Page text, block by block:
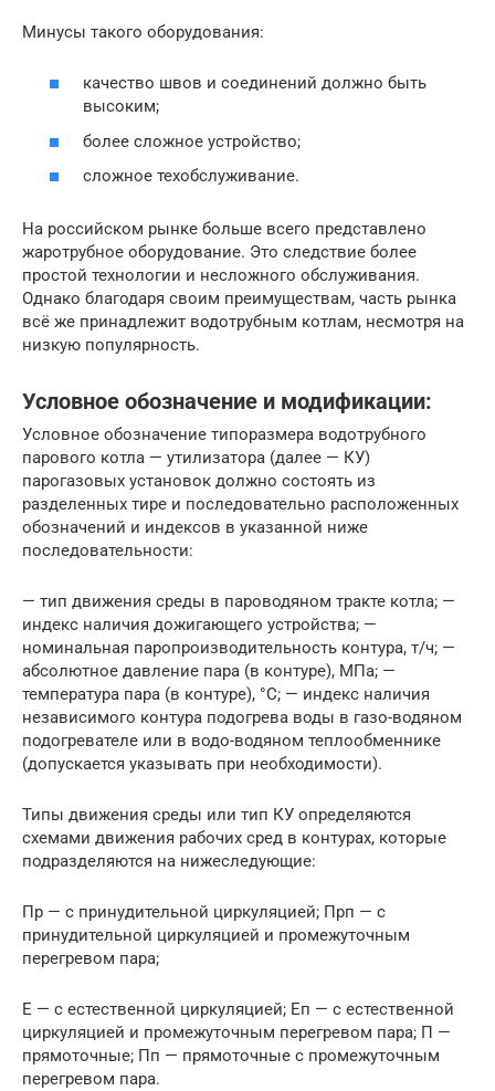
Минусы такого оборудования:
качество швов и соединений должно быть
высоким;
более сложное устройство;
сложное техобслуживание.
На российском рынке больше всего представлено
жаротрубное оборудование. Это следствие более
простой технологии и несложного обслуживания.
Однако благодаря своим преимуществам, часть рынка
всё же принадлежит водотрубным котлам, несмотря на
низкую популярность.
Условное обозначение и модификации:
Условное обозначение типоразмера водотрубного
парового котла — утилизатора (далее — КУ)
парогазовых установок должно состоять из
разделенных тире и последовательно расположенных
обозначений и индексов в указанной ниже
последовательности:
— тип движения среды в пароводяном тракте котла; —
индекс наличия дожигающего устройства; —
номинальная паропроизводительность контура, т/ч; —
абсолютное давление пара (в контуре), МПа; —
температура пара (в контуре), °С; — индекс наличия
независимого контура подогрева воды в газо-водяном
подогревателе или в водо-водяном теплообменнике
(допускается указывать при необходимости).
Типы движения среды или тип КУ определяются
схемами движения рабочих сред в контурах, которые
подразделяются на нижеследующие:
Пр — с принудительной циркуляцией; Прп — с
принудительной циркуляцией и промежуточным
перегревом пара;
Е — с естественной циркуляцией; Еп — с естественной
циркуляцией и промежуточным перегревом пара; П —
прямоточные; Пп — прямоточные с промежуточным
перегревом пара.